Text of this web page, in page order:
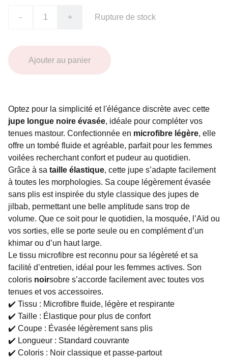
- + Rupture de stock
Ajouter au panier
Optez pour la simplicité et l'élégance discrète avec cette
jupe longue noire évasée, idéale pour compléter vos
tenues mastour. Confectionnée en microfibre légère, elle
offre un tombé fluide et agréable, parfait pour les femmes
voilées recherchant confort et pudeur au quotidien.
Grâce à sa taille élastique, cette jupe s’adapte facilement
à toutes les morphologies. Sa coupe légèrement évasée
sans plis est inspirée du style classique des jupes de
jilbab, permettant une belle amplitude sans trop de
volume. Que ce soit pour le quotidien, la mosquée, l’Aïd ou
vos sorties, elle se porte seule ou en complément d’un
khimar ou d’un haut large.
Le tissu microfibre est reconnu pour sa légèreté et sa
facilité d’entretien, idéal pour les femmes actives. Son
coloris noirsobre s’accorde facilement avec toutes vos
tenues et vos accessoires.
✔️ Tissu : Microfibre fluide, légère et respirante
✔️ Taille : Élastique pour plus de confort
✔️ Coupe : Évasée légèrement sans plis
✔️ Longueur : Standard couvrante
✔️ Coloris : Noir classique et passe-partout